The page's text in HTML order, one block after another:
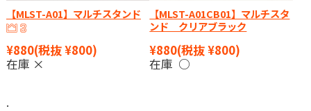
【MLST-A01】マルチスタンド
¥880(税抜 ¥800)
在庫 ×
【MLST-A01CB01】マルチスタ
ンド クリアブラック
¥880(税抜 ¥800)
在庫 ○
.